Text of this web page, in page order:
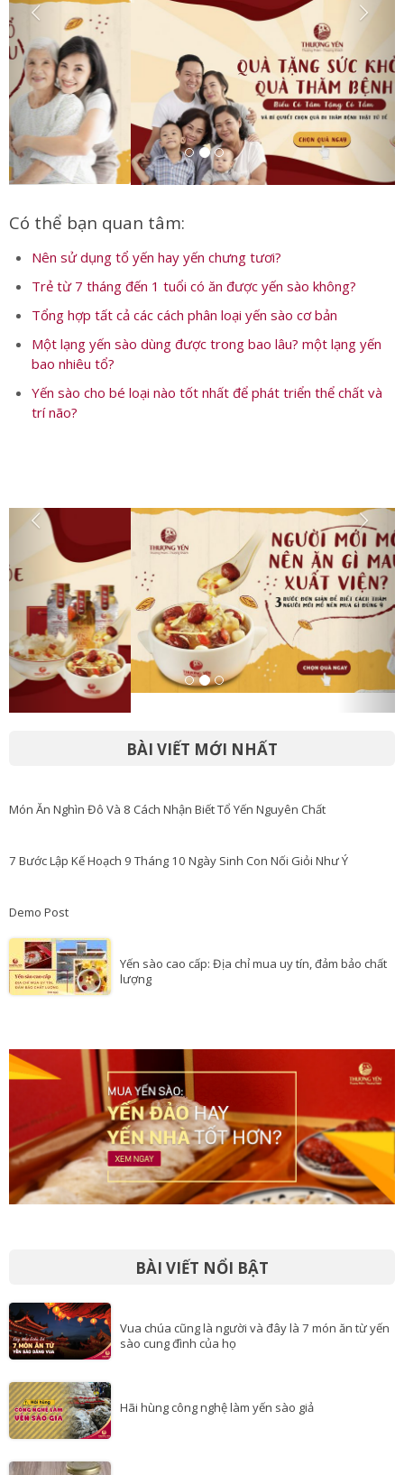
Có thể bạn quan tâm:
Nên sử dụng tổ yến hay yến chưng tươi?
Trẻ từ 7 tháng đến 1 tuổi có ăn được yến sào không?
Tổng hợp tất cả các cách phân loại yến sào cơ bản
Một lạng yến sào dùng được trong bao lâu? một lạng yến
BÀI VIẾT MỚI NHẤT
Món Ăn Nghìn Đô Và 8 Cách Nhận Biết Tổ Yến Nguyên Chất
7 Bước Lập Kế Hoạch 9 Tháng 10 Ngày Sinh Con Nối Giỏi Như Ý
Demo Post
BÀI VIẾT NỔI BẬT